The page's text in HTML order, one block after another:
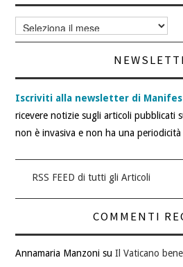
Archivi
articoli
Iscriviti alla newsletter di
ricevere notizie sugli articoli pubblicati
non è invasiva e non ha una periodicità
RSS FEED di tutti gli Articoli
COMMENTI
Annamaria Manzoni suIl Vaticano